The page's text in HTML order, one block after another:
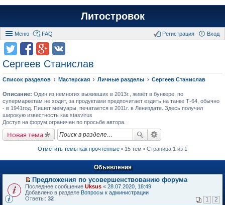
Литостровок
Меню FAQ Вход
Регистрация
Сергеев Станислав
Список разделов Мастерская Личные разделы Сергеев Станислав
Описание: Один из немногих выживших в 2013г., живёт в бункере, по
супермаркетам не ходит, за продуктами предпочитает ездить на танке Т-64, обычно
- в 1941год. Пишет мемуары, печатается в 2011г. в Лениздате. Здесь получил
широкую известность как stasvirus
Доступ на форум ограничен по просьбе автора.
Новая тема
Отметить темы как прочтённые • 15 тем • Страница 1 из 1
Объявления
П
е
р
Предложения по усовершенствованию форума
Последнее сообщение Uksus « 28.07.2020, 18:49
Добавлено в разделе Вопросы к администрации
Ответы: 32 1 2